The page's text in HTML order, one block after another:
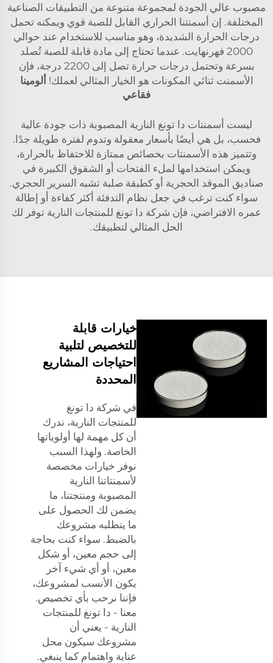
مصبوب عالي الجودة لمجموعة متنوعة من التطبيقات الصناعية
المختلفة. إن أسمنتنا الحراري القابل للصبة قوي ويمكنه تحمل
درجات الحرارة الشديدة، وهو مناسب للاستخدام عند حوالي
2000 فهرنهايت. عندما تحتاج إلى مادة قابلة للصبة تُصلد
بسرعة وتحتمل درجات حرارة تصل إلى 2200 درجة، فإن
الأسمنت ثنائي المكونات هو الخيار المثالي لعملك! ألومينا
فقاعي
ليست أسمنتات دا تونغ النارية المصبوبة ذات جودة عالية
فحسب، بل هي أيضًا بأسعار معقولة وتدوم لفترة طويلة جدًا.
وتتميز هذه الأسمنتات بخصائص ممتازة للاحتفاظ بالحرارة،
ويمكن استخدامها لملء الفتحات أو الشقوق الكبيرة في
صناديق الموقد الحجرية أو كطبقة صلبة تشبه السرير الحجري.
سواء كنت ترغب في جعل نظام التدفئة أكثر كفاءة أو إطالة
عمره الافتراضي، فإن شركة دا تونغ للمنتجات النارية توفر لك
الحل المثالي لتطبيقك.
خيارات قابلة
للتخصيص لتلبية
احتياجات المشاريع
المحددة
في شركة دا تونغ
للمنتجات النارية، ندرك
أن كل مهمة لها أولوياتها
الخاصة. ولهذا السبب
نوفر خيارات مخصصة
لأسمنتاتنا النارية
المصبوبة ومنتجتنا، ما
يضمن لك الحصول على
ما يتطلبه مشروعك
بالضبط. سواء كنت بحاجة
إلى حجم معين، أو شكل
معين، أو أي شيء آخر
يكون الأنسب لمشروعك،
فإننا نرحب بأي تخصيص.
معنا - دا تونغ للمنتجات
النارية - يعني أن
مشروعك سيكون محل
عناية واهتمام كما ينبغي.